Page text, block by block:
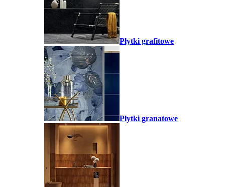
Płytki grafitowe
Płytki granatowe